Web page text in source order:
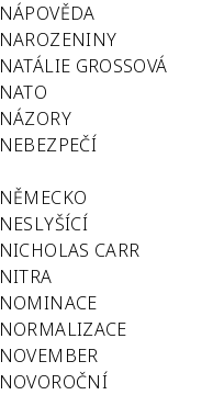
NÁPOVĚDA
NAROZENINY
NATÁLIE GROSSOVÁ
NATO
NÁZORY
NEBEZPEČÍ
NĚMECKO
NESLYŠÍCÍ
NICHOLAS CARR
NITRA
NOMINACE
NORMALIZACE
NOVEMBER
NOVOROČNÍ